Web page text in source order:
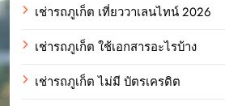
เช่ารถภูเก็ต เที่ยววาเลนไทน์ 2026
เช่ารถภูเก็ต ใช้เอกสารอะไรบ้าง
เช่ารถภูเก็ต ไม่มี บัตรเครดิต